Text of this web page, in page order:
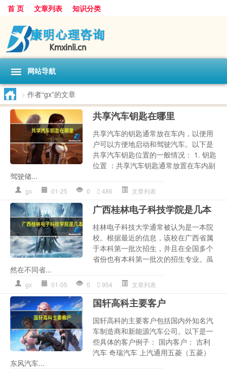
首 页 文章列表 知识分类
网站导航
> 作者“gx”的文章
共享汽车钥匙在哪里
共享汽车的钥匙通常放在车内，以便用
户可以方便地启动和驾驶汽车。以下是
共享汽车钥匙位置的一般情况： 1. 钥匙
位置 ：共享汽车钥匙通常放置在车内副
驾驶储...
gx 01-25 0 486 文章列表
广西桂林电子科技学院是几本
桂林电子科技大学通常被认为是一本院
校。根据最近的信息，该校在广西省属
于本科第一批次招生，并且在全国多个
省份也有本科第一批次的招生专业。虽
然在不同省...
gx 01-05 0 954 文章列表
国轩高科主要客户
国轩高科的主要客户包括国内外知名汽
车制造商和新能源汽车公司。以下是一
些具体的客户例子： 国内客户： 吉利
汽车 奇瑞汽车 上汽通用五菱（五菱）
东风汽车...